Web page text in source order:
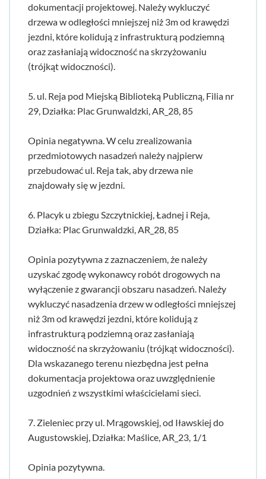
dokumentacji projektowej. Należy wykluczyć
drzewa w odległości mniejszej niż 3m od krawędzi
jezdni, które kolidują z infrastrukturą podziemną
oraz zasłaniają widoczność na skrzyżowaniu
(trójkąt widoczności).
5. ul. Reja pod Miejską Biblioteką Publiczną, Filia nr
29, Działka: Plac Grunwaldzki, AR_28, 85
Opinia negatywna. W celu zrealizowania
przedmiotowych nasadzeń należy najpierw
przebudować ul. Reja tak, aby drzewa nie
znajdowały się w jezdni.
6. Placyk u zbiegu Szczytnickiej, Ładnej i Reja,
Działka: Plac Grunwaldzki, AR_28, 85
Opinia pozytywna z zaznaczeniem, że należy
uzyskać zgodę wykonawcy robót drogowych na
wyłączenie z gwarancji obszaru nasadzeń. Należy
wykluczyć nasadzenia drzew w odległości mniejszej
niż 3m od krawędzi jezdni, które kolidują z
infrastrukturą podziemną oraz zasłaniają
widoczność na skrzyżowaniu (trójkąt widoczności).
Dla wskazanego terenu niezbędna jest pełna
dokumentacja projektowa oraz uwzględnienie
uzgodnień z wszystkimi właścicielami sieci.
7. Zieleniec przy ul. Mrągowskiej, od Iławskiej do
Augustowskiej, Działka: Maślice, AR_23, 1/1
Opinia pozytywna.